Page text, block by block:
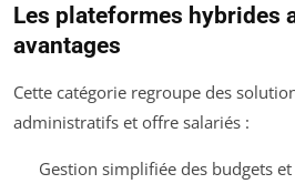
Les plateformes hybrides
avantages
Cette catégorie regroupe des
administratifs et offre salariés :
Gestion simplifiée des budgets